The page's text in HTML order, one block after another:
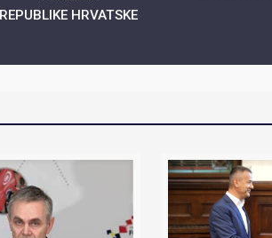
REPUBLIKE HRVATSKE